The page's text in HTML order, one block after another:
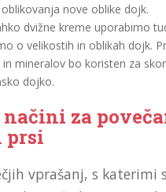
nove oblike dojk.
dvižne kreme uporabimo
o velikostih in oblikah dojk.
mineralov bo koristen za
dojko.
za
prsi
vprašanj, s katerimi